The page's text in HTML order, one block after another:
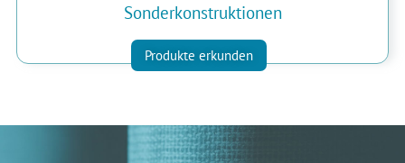
Sonderkonstruktionen
Produkte erkunden